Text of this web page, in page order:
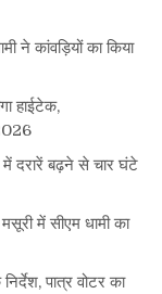
ने कांवड़ियों का किया
हाईटेक,
में दरारें बढ़ने से चार घंटे
में सीएम धामी का
पात्र वोटर का